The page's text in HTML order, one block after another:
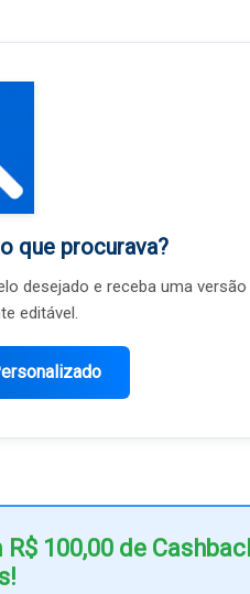
que procurava?
desejado e receba uma versão
editável.
100,00 de